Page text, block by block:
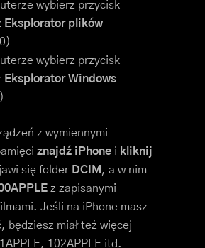
wybierz przycisk
Eksplorator plików
wybierz przycisk
Eksplorator Windows
z wymiennymi
znajdź iPhone i kliknij
się folder DCIM , a w nim
z zapisanymi
Jeśli na iPhone masz
będziesz miał też więcej
102APPLE itd.